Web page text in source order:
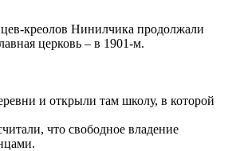
креолов Нинилчика продолжали
церковь – в 1901-м.
и открыли там школу, в которой
что свободное владение